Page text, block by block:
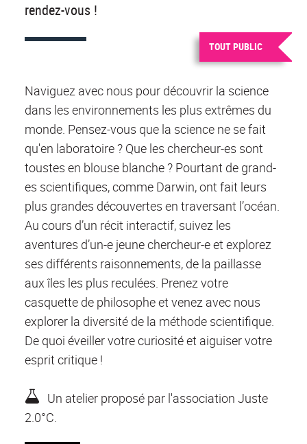
rendez-vous !
TOUT PUBLIC
Naviguez avec nous pour découvrir la science
dans les environnements les plus extrêmes du
monde. Pensez-vous que la science ne se fait
qu'en laboratoire ? Que les chercheur-es sont
toustes en blouse blanche ? Pourtant de grand-
es scientifiques, comme Darwin, ont fait leurs
plus grandes découvertes en traversant l’océan.
Au cours d’un récit interactif, suivez les
aventures d’un-e jeune chercheur-e et explorez
ses différents raisonnements, de la paillasse
aux îles les plus reculées. Prenez votre
casquette de philosophe et venez avec nous
explorer la diversité de la méthode scientifique.
De quoi éveiller votre curiosité et aiguiser votre
esprit critique !
Un atelier proposé par l'association Juste
2.0°C.